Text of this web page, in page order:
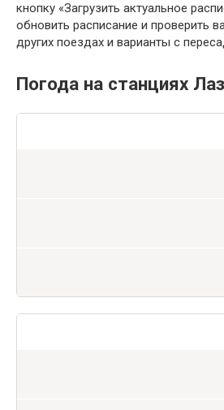
кнопку «Загрузить актуальное
обновить расписание и проверить
других поездах и варианты с
Погода на станциях